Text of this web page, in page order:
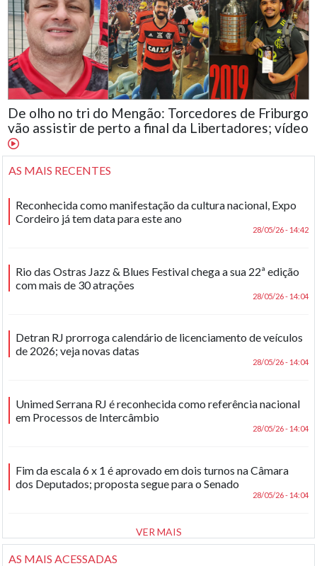
De olho no tri do Mengão: Torcedores de Friburgo
vão assistir de perto a final da Libertadores; vídeo
AS MAIS RECENTES
Reconhecida como manifestação da cultura nacional, Expo
Cordeiro já tem data para este ano
28/05/26 - 14:42
Rio das Ostras Jazz & Blues Festival chega a sua 22ª edição
com mais de 30 atrações
28/05/26 - 14:04
Detran RJ prorroga calendário de licenciamento de veículos
de 2026; veja novas datas
28/05/26 - 14:04
Unimed Serrana RJ é reconhecida como referência nacional
em Processos de Intercâmbio
28/05/26 - 14:04
Fim da escala 6 x 1 é aprovado em dois turnos na Câmara
dos Deputados; proposta segue para o Senado
28/05/26 - 14:04
VER MAIS
AS MAIS ACESSADAS